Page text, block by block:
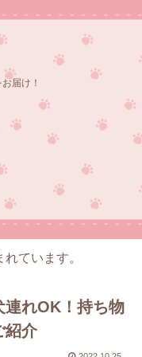
届け！
ています。
連れOK！持ち物
紹介